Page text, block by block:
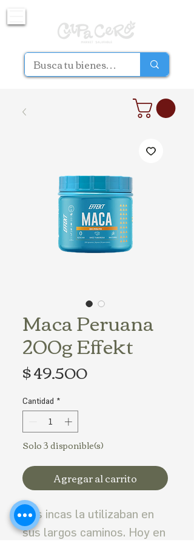
Maca Peruana
200g Effekt
$ 49.500Precio
Cantidad *
Solo 3 disponible(s)
Agregar al carrito
Los incas la utilizaban en
sus largos caminos. Hoy en